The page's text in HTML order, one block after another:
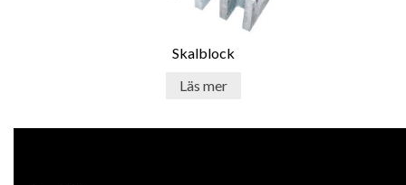
Skalblock
Läs mer